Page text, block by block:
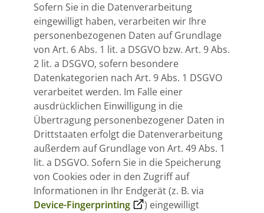
Sofern Sie in die Datenverarbeitung
eingewilligt haben, verarbeiten wir Ihre
personenbezogenen Daten auf Grundlage
von Art. 6 Abs. 1 lit. a DSGVO bzw. Art. 9 Abs.
2 lit. a DSGVO, sofern besondere
Datenkategorien nach Art. 9 Abs. 1 DSGVO
verarbeitet werden. Im Falle einer
ausdrücklichen Einwilligung in die
Übertragung personenbezogener Daten in
Drittstaaten erfolgt die Datenverarbeitung
außerdem auf Grundlage von Art. 49 Abs. 1
lit. a DSGVO. Sofern Sie in die Speicherung
von Cookies oder in den Zugriff auf
Informationen in Ihr Endgerät (z. B. via
Device-Fingerprinting
) eingewilligt